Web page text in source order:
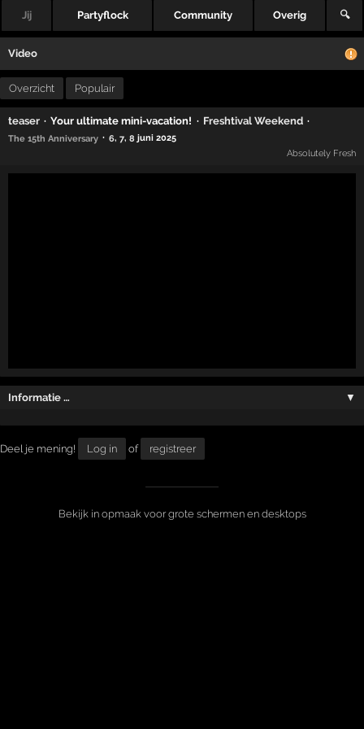
Jij Partyflock Community Overig 🔍
Video
Overzicht Populair
teaser · Your ultimate mini-vacation! · Freshtival Weekend ·
The 15th Anniversary · 6,7,8 juni 2025
Absolutely Fresh
Informatie … ▼
Deel je mening! Log in of registreer
Bekijk in opmaak voor grote schermen en desktops